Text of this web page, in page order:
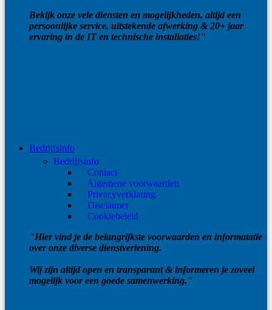
Bekijk onze vele diensten en mogelijkheden, altijd een
persoonlijke service, uitstekende afwerking & 20+ jaar
ervaring in de IT en technische installaties!"
Bedrijfsinfo
Bedrijfsinfo
Contact
Algemene voorwaarden
Privacyverklaring
Disclaimer
Cookiebeleid
"Hier vind je de belangrijkste voorwaarden en informatatie
over onze diverse dienstverlening.
Wij zijn altijd open en transparant & informeren je zoveel
mogelijk voor een goede samenwerking."